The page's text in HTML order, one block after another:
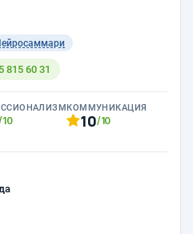
815 60 31
КОММУНИКАЦИЯ
10/10